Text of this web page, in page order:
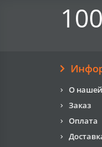
100
О
Заказ
Оплата